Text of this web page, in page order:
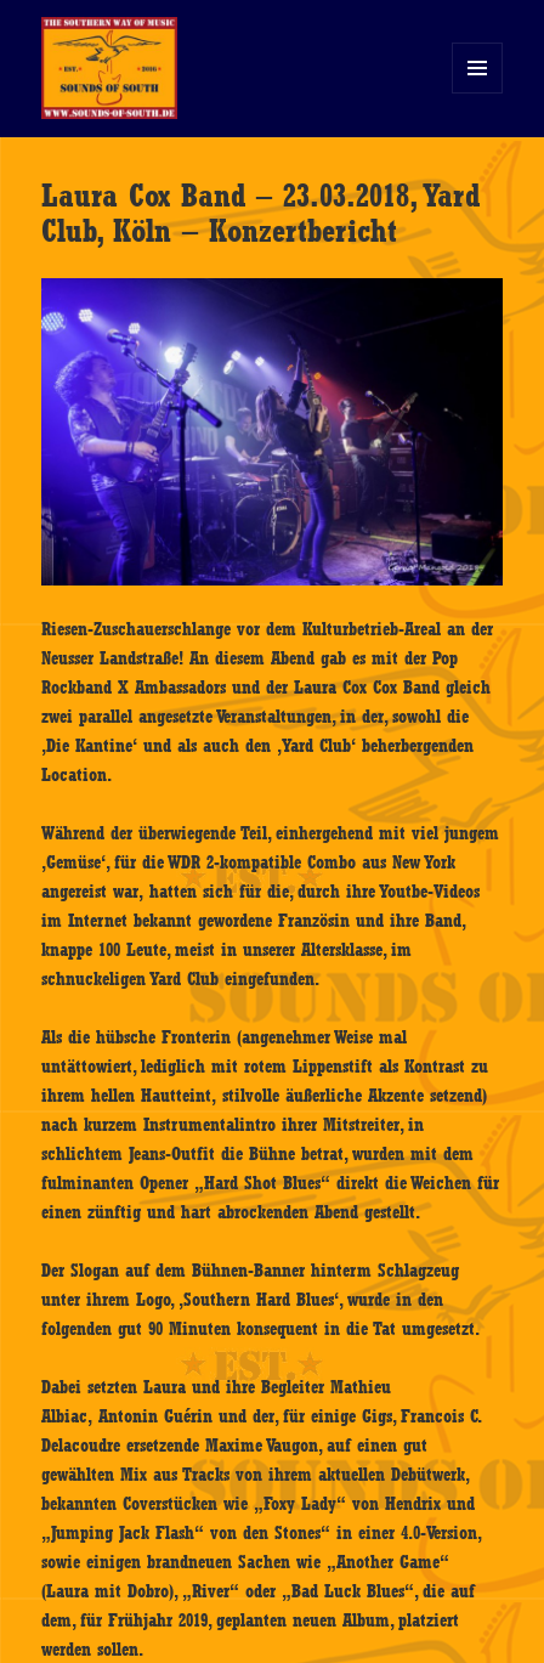
WIDGETS
Laura Cox Band – 23.03.2018, Yard
Club, Köln – Konzertbericht
Riesen-Zuschauerschlange vor dem Kulturbetrieb-Areal an der
Neusser Landstraße! An diesem Abend gab es mit der Pop
Rockband X Ambassadors und der Laura Cox Cox Band gleich
zwei parallel angesetzte Veranstaltungen, in der, sowohl die
‚Die Kantine‘ und als auch den ‚Yard Club‘ beherbergenden
Location.
Während der überwiegende Teil, einhergehend mit viel jungem
‚Gemüse‘, für die WDR 2-kompatible Combo aus New York
angereist war, hatten sich für die, durch ihre Youtbe-Videos
im Internet bekannt gewordene Französin und ihre Band,
knappe 100 Leute, meist in unserer Altersklasse, im
schnuckeligen Yard Club eingefunden.
Als die hübsche Fronterin (angenehmer Weise mal
untättowiert, lediglich mit rotem Lippenstift als Kontrast zu
ihrem hellen Hautteint, stilvolle äußerliche Akzente setzend)
nach kurzem Instrumentalintro ihrer Mitstreiter, in
schlichtem Jeans-Outfit die Bühne betrat, wurden mit dem
fulminanten Opener „Hard Shot Blues“ direkt die Weichen für
einen zünftig und hart abrockenden Abend gestellt.
Der Slogan auf dem Bühnen-Banner hinterm Schlagzeug
unter ihrem Logo, ‚Southern Hard Blues‘, wurde in den
folgenden gut 90 Minuten konsequent in die Tat umgesetzt.
Dabei setzten Laura und ihre Begleiter Mathieu
Albiac, Antonin Guérin und der, für einige Gigs, Francois C.
Delacoudre ersetzende Maxime Vaugon, auf einen gut
gewählten Mix aus Tracks von ihrem aktuellen Debütwerk,
bekannten Coverstücken wie „Foxy Lady“ von Hendrix und
„Jumping Jack Flash“ von den Stones“ in einer 4.0-Version,
sowie einigen brandneuen Sachen wie „Another Game“
(Laura mit Dobro), „River“ oder „Bad Luck Blues“, die auf
dem, für Frühjahr 2019, geplanten neuen Album, platziert
werden sollen.